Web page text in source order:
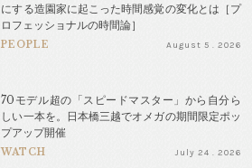
にする造園家に起こった時間感覚の変化とは［プ
ロフェッショナルの時間論］
PEOPLE August 5 . 2026
70モデル超の「スピードマスター」から自分ら
しい一本を。日本橋三越でオメガの期間限定ポッ
プアップ開催
WATCH July 24 . 2026